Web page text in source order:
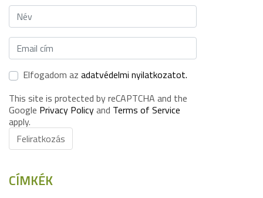
Elfogadom az adatvédelmi nyilatkozatot.
This site is protected by reCAPTCHA and the
Google Privacy Policyand Terms of Service
apply.
Feliratkozás
CÍMKÉK